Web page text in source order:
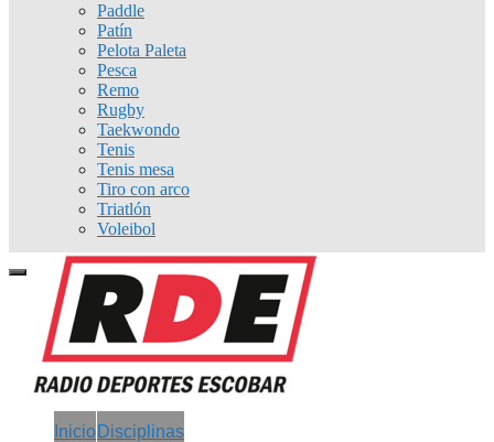
Paddle
Patín
Pelota Paleta
Pesca
Remo
Rugby
Taekwondo
Tenis
Tenis mesa
Tiro con arco
Triatlón
Voleibol
Inicio Disciplinas